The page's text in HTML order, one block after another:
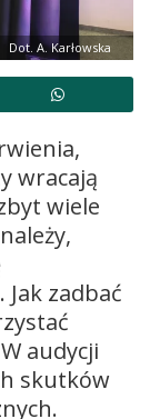
Dot. A. Karłowska
wracają
wiele
zadbać
audycji
skutków